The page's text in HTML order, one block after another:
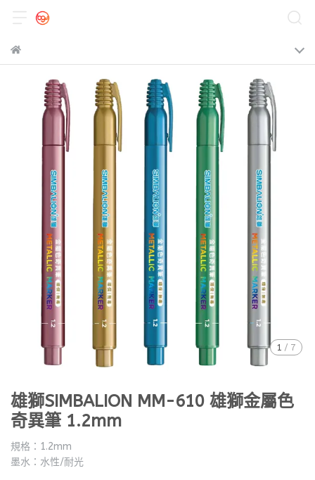
1 / 7
雄獅SIMBALION MM-610 雄獅金屬色
奇異筆 1.2mm
規格：1.2mm
墨水：水性/耐光